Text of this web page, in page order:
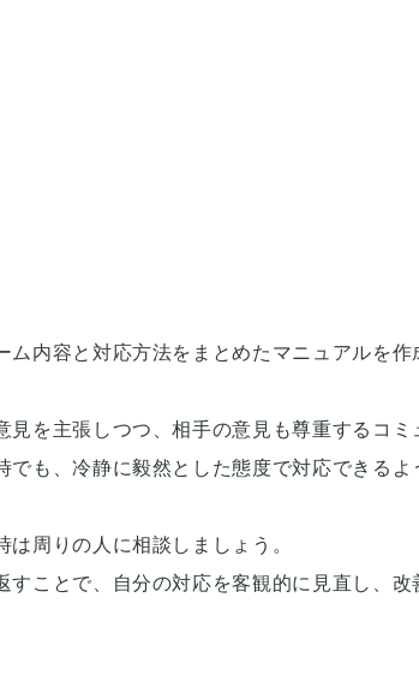
ム内容と対応方法をまとめたマニュアルを作
を主張しつつ、相手の意見も尊重するコミ
も、冷静に毅然とした態度で対応できるよ
周りの人に相談しましょう。
ことで、自分の対応を客観的に見直し、改